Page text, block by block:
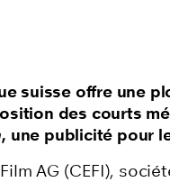
suisse offre une
des courts
, une publicité pour
AG (CEFI),